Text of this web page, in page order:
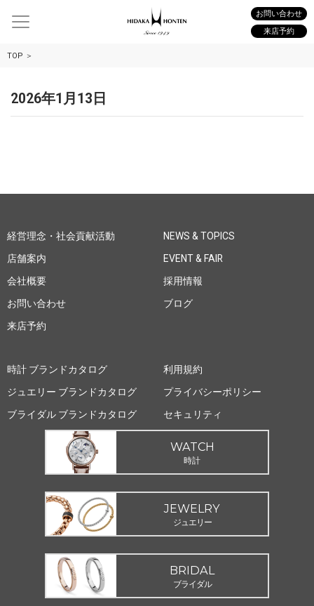
お問い合わせ
来店予約
TOP
2026年1月13日
経営理念・社会貢献活動
店舗案内
会社概要
お問い合わせ
来店予約
NEWS & TOPICS
EVENT & FAIR
採用情報
ブログ
時計 ブランドカタログ
ジュエリー ブランドカタログ
ブライダル ブランドカタログ
利用規約
プライバシーポリシー
セキュリティ
WATCH
時計
JEWELRY
ジュエリー
BRIDAL
ブライダル